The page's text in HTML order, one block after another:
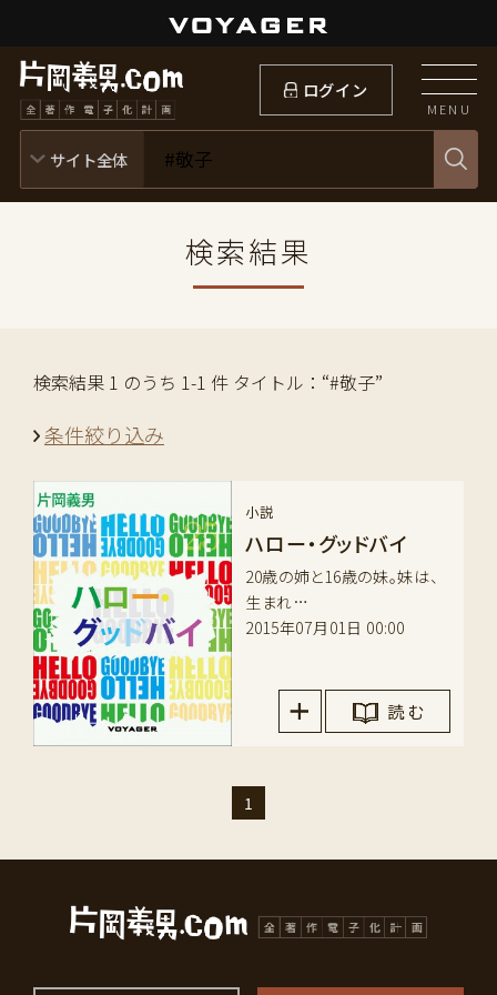
ログイン
MENU
検索結果
検索結果 1 のうち 1-1 件 タイトル：“#敬子”
条件絞り込み
小説
ハロー・グッドバイ
20歳の姉と16歳の妹。妹は、
生まれ…
2015年07月01日 00:00
読 む
1